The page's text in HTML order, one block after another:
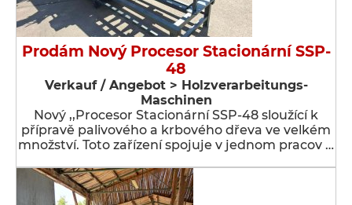
Prodám Nový Procesor Stacionární SSP-
48
Verkauf / Angebot > Holzverarbeitungs-
Maschinen
Nový ,,Procesor Stacionární SSP-48 sloužící k
přípravě palivového a krbového dřeva ve velkém
množství. Toto zařízení spojuje v jednom pracov …